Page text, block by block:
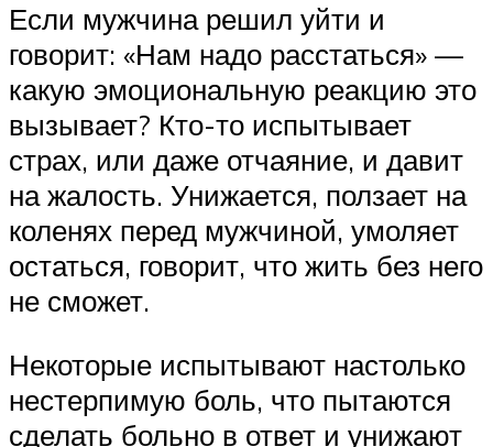
Если мужчина решил уйти и
говорит: «Нам надо расстаться» —
какую эмоциональную реакцию это
вызывает? Кто-то испытывает
страх, или даже отчаяние, и давит
на жалость. Унижается, ползает на
коленях перед мужчиной, умоляет
остаться, говорит, что жить без него
не сможет.
Некоторые испытывают настолько
нестерпимую боль, что пытаются
сделать больно в ответ и унижают